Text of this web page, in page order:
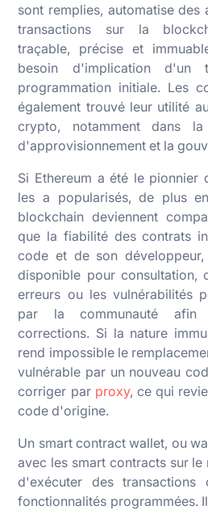
sont remplies, automatise
transactions sur la
traçable, précise et
besoin d'implication
programmation initiale. Les
également trouvé leur utilité
crypto, notamment dans
d'approvisionnement et la
Si Ethereum a été le pionnier
les a popularisés, de plus
blockchain deviennent
que la fiabilité des contrats
code et de son
disponible pour consultation,
erreurs ou les vulnérabilités
par la communauté afin
corrections. Si la nature
rend impossible le
vulnérable par un nouveau
corriger par proxy, ce qui
code d'origine.
Un smart contract wallet, ou
avec les smart contracts sur
d'exécuter des transactions
fonctionnalités programmées.